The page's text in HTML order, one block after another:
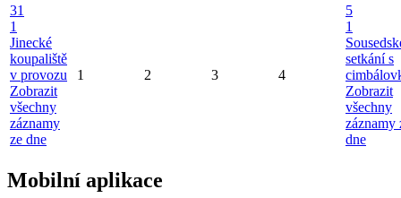
31
1
Jinecké
koupaliště
v provozu
Zobrazit
všechny
záznamy
ze dne
1 2 3 4
5
1
setkání s
Zobrazit
všechny
záznamy
dne
Mobilní aplikace